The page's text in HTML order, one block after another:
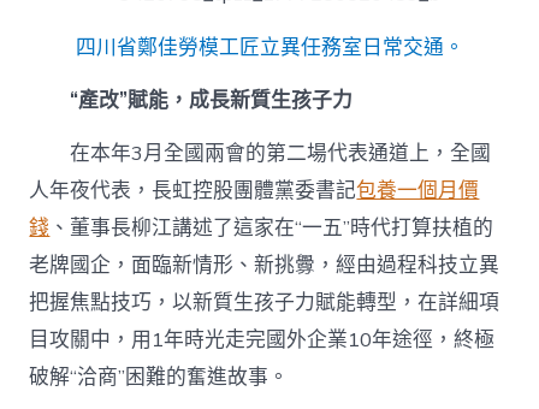
四川省鄭佳勞模工匠立異任務室日常交通。
“產改”賦能，成長新質生孩子力
在本年3月全國兩會的第二場代表通道上，全國
人年夜代表，長虹控股團體黨委書記包養一個月價
錢 、董事長柳江講述了這家在“一五”時代打算扶植的
老牌國企，面臨新情形、新挑釁，經由過程科技立異
把握焦點技巧，以新質生孩子力賦能轉型，在詳細項
目攻關中，用1年時光走完國外企業10年途徑，終極
破解“洽商”困難的奮進故事。